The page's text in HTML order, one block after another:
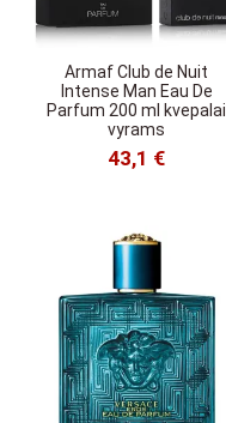
Armaf Club de Nuit
Intense Man Eau De
Parfum 200 ml kvepalai
vyrams
43,1 €